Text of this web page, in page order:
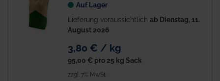
Auf Lager
Lieferung voraussichtlich ab Dienstag, 11.
August 2026
3,80 € / kg
95,00 € pro 25 kg Sack
zzgl. 7% MwSt.